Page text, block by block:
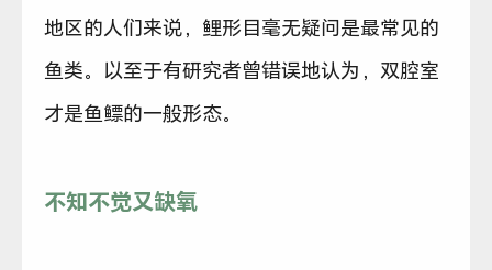
地区的人们来说，鲤形目毫无疑问是最常见的
鱼类。以至于有研究者曾错误地认为，双腔室
才是鱼鳔的一般形态。
不知不觉又缺氧